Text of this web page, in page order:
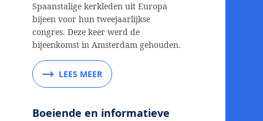
Spaanstalige kerkleden uit Europa
bijeen voor hun tweejaarlijkse
congres. Deze keer werd de
bijeenkomst in Amsterdam gehouden.
LEES MEER
Boeiende en informatieve